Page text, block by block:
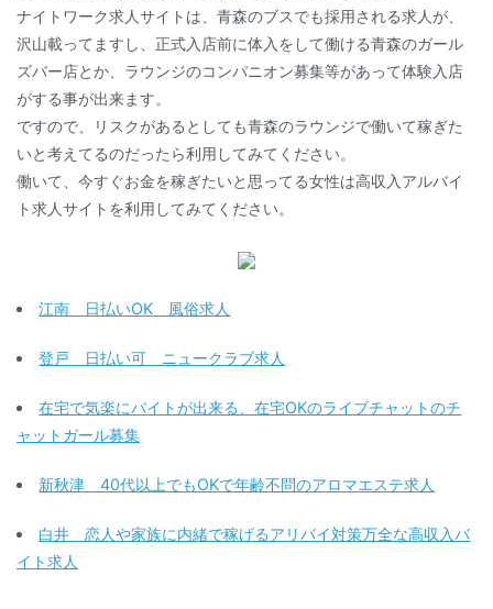
ナイトワーク求人サイトは、青森のブスでも採用される求人が、
沢山載ってますし、正式入店前に体入をして働ける青森のガール
ズバー店とか、ラウンジのコンパニオン募集等があって体験入店
がする事が出来ます。
ですので、リスクがあるとしても青森のラウンジで働いて稼ぎた
いと考えてるのだったら利用してみてください。
働いて、今すぐお金を稼ぎたいと思ってる女性は高収入アルバイ
ト求人サイトを利用してみてください。
江南 日払いOK 風俗求人
登戸 日払い可 ニュークラブ求人
在宅で気楽にバイトが出来る、在宅OKのライブチャットのチ
ャットガール募集
新秋津 40代以上でもOKで年齢不問のアロマエステ求人
白井 恋人や家族に内緒で稼げるアリバイ対策万全な高収入バ
イト求人